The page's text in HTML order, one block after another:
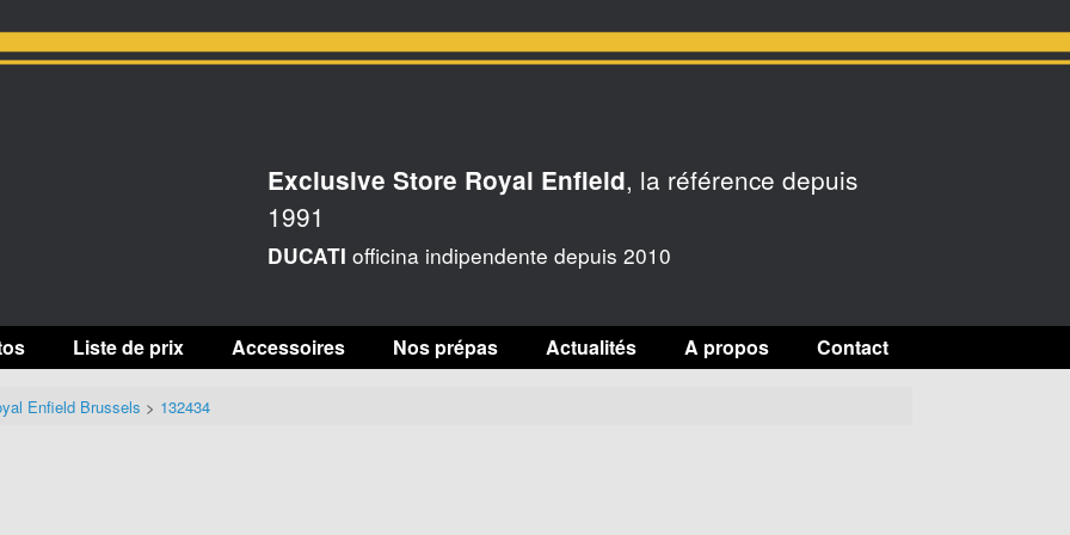
Exclusive Store Royal Enfield, la référence depuis
1991
DUCATI officina indipendente depuis 2010
Liste de prix Accessoires Nos prépas Actualités A propos Contact
Enfield Brussels > 132434